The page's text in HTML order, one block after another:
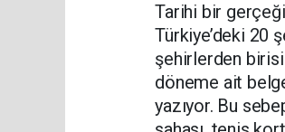
Tarihi bir gerçeği
Türkiye’deki 20
şehirlerden birisi
döneme ait
yazıyor. Bu